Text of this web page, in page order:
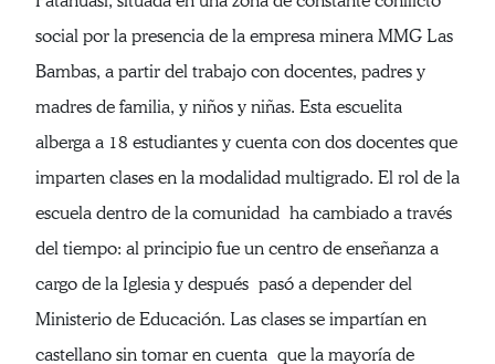
social por la presencia de la empresa minera MMG Las
Bambas, a partir del trabajo con docentes, padres y
madres de familia, y niños y niñas. Esta escuelita
alberga a 18 estudiantes y cuenta con dos docentes que
imparten clases en la modalidad multigrado. El rol de la
escuela dentro de la comunidad ha cambiado a través
del tiempo: al principio fue un centro de enseñanza a
cargo de la Iglesia y después pasó a depender del
Ministerio de Educación. Las clases se impartían en
castellano sin tomar en cuenta que la mayoría de